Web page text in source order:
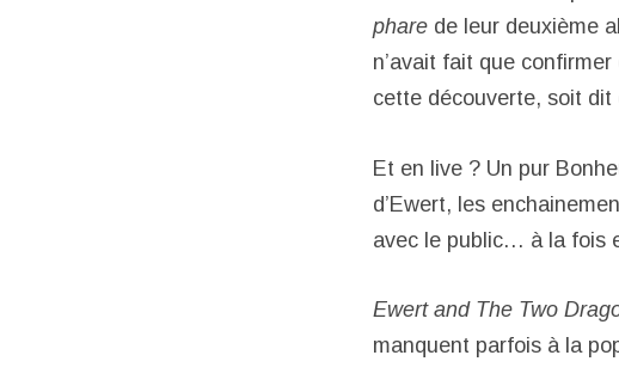
phare de leur deuxième
n’avait fait que
cette découverte, soit dit
Et en live ? Un pur
d’Ewert, les
avec le public… à la fois
Ewert and The Two
manquent parfois à la